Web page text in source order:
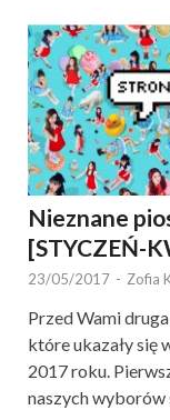
Nieznane
[STYCZEŃ-
23/05/2017 - Zofia
Przed Wami
które ukazały się
2017 roku.
naszych wyborów